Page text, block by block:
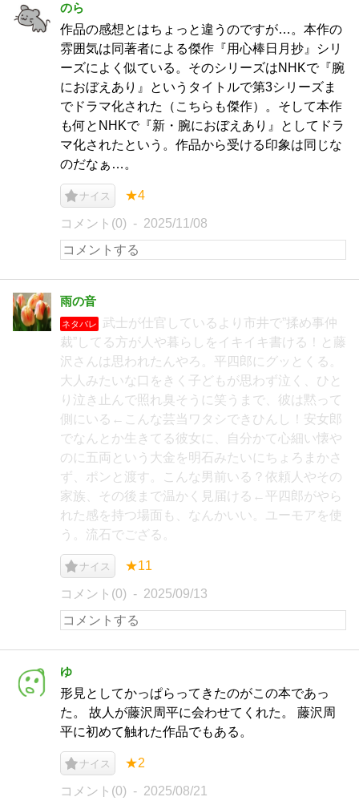
のら
作品の感想とはちょっと違うのですが…。本作の
雰囲気は同著者による傑作『用心棒日月抄』シリ
ーズによく似ている。そのシリーズはNHKで『腕
におぼえあり』というタイトルで第3シリーズま
でドラマ化された（こちらも傑作）。そして本作
も何とNHKで『新・腕におぼえあり』としてドラ
マ化されたという。作品から受ける印象は同じな
のだなぁ…。
ナイス ★4
コメント(0) 2025/11/08
雨の音
ネタバレ
武士が仕官しているより市井で”揉め事仲
裁”してる方が人や暮らしをイキイキ書ける！と藤
沢さんは思われたんやろ。平四郎にグッとくる。
大人みたいな口をきく子どもが思わず泣く、ひと
り泣き止んで照れ臭そうに笑うまで、彼は黙って
側にいる←こんな芸当ワタシできひんし！安女郎
でなんとか生きてる彼女に、自分かて心細い懐や
のに五両という大金を明石みたいにちょろまかさ
ず、ポンと渡す。こんな男前いる？依頼人やその
家族、その後まで温かく見届ける←平四郎がやら
れた感を持つ場面も、なんかいい。ユーモアを使
う。流石でござる。
ナイス ★11
コメント(0) 2025/09/13
ゆ
形見としてかっぱらってきたのがこの本であっ
た。 故人が藤沢周平に会わせてくれた。 藤沢周
平に初めて触れた作品でもある。
ナイス ★2
コメント(0) 2025/08/21